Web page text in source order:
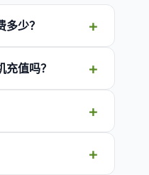
少？
值吗？